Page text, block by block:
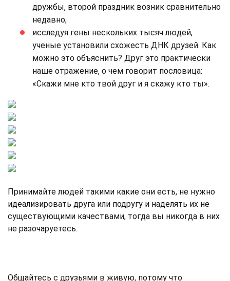
дружбы, второй праздник возник сравнительно
недавно;
исследуя гены нескольких тысяч людей,
ученые установили схожесть ДНК друзей. Как
можно это объяснить? Друг это практически
наше отражение, о чем говорит пословица:
«Скажи мне кто твой друг и я скажу кто ты».
Принимайте людей такими какие они есть, не нужно
идеализировать друга или подругу и наделять их не
существующими качествами, тогда вы никогда в них
не разочаруетесь.
Общайтесь с друзьями в живую, потому что